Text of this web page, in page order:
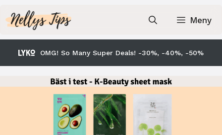
till
innehåll
Meny
OMG! So Many Super Deals! -30%, -40%, -50%